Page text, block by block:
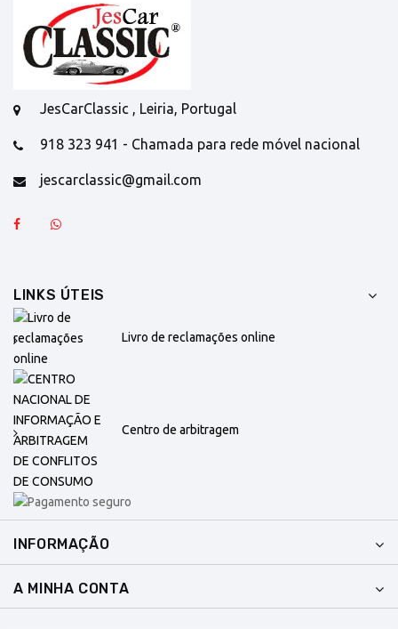
JesCarClassic , Leiria, Portugal
918 323 941 - Chamada para rede móvel nacional
jescarclassic@gmail.com
LINKS ÚTEIS
Livro de reclamações online
Centro de arbitragem
INFORMAÇÃO
A MINHA CONTA